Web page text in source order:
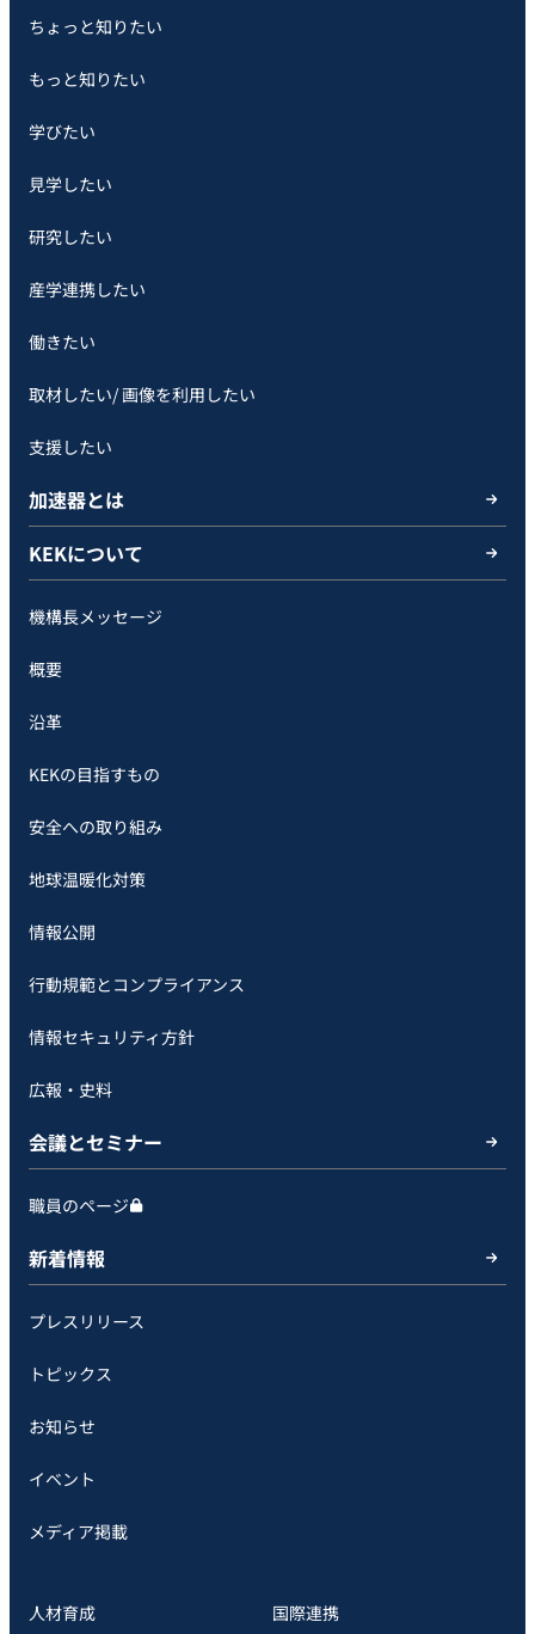
ちょっと知りたい
もっと知りたい
学びたい
見学したい
研究したい
産学連携したい
働きたい
取材したい/ 画像を利用したい
支援したい
加速器とは
KEKについて
機構長メッセージ
概要
沿革
KEKの目指すもの
安全への取り組み
地球温暖化対策
情報公開
行動規範とコンプライアンス
情報セキュリティ方針
広報・史料
会議とセミナー
職員のページ
新着情報
プレスリリース
トピックス
お知らせ
イベント
メディア掲載
人材育成 国際連携